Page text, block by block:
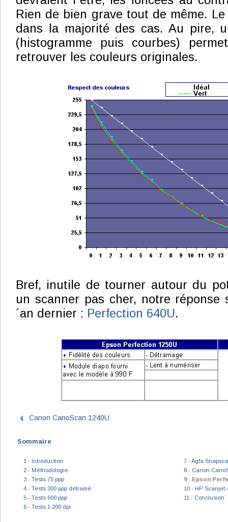
Rien de bien grave tout de même.
dans la majorité des cas. Au pire,
(histogramme puis courbes)
retrouver les couleurs originales.
Bref, inutile de tourner autour du
un scanner pas cher, notre réponse
´an dernier : Perfection 640U.
Canon CanoScan 1240U
Sommaire
1 - Introduction
2 - Méthodologie
3 - Tests 75 ppp
4 - Tests 300 ppp détramé
5 - Tests 600 ppp
6 - Tests 1 200 dpi
7 - Agfa
8 - Canon
9 - Epson
10 - HP Scanjet
11 - Conclusion